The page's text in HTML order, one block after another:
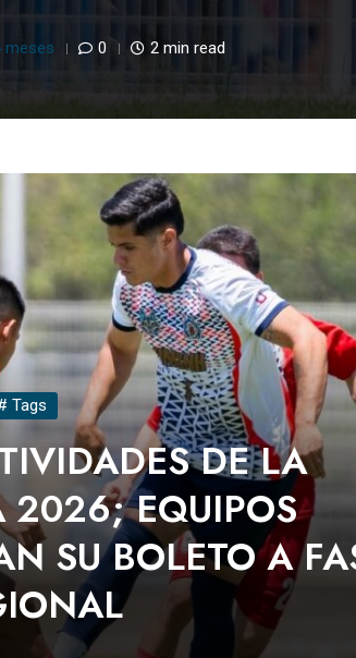
meses 0 2 min read
Tags
DE LA
2026; EQUIPOS
SU BOLETO A